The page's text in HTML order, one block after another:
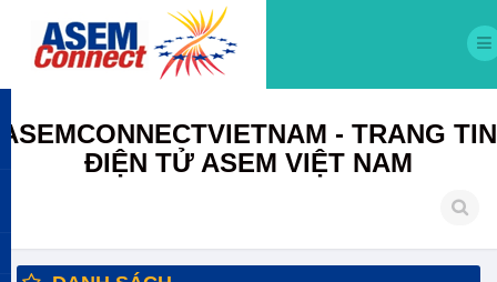
ASEMCONNECTVIETNAM - TRANG TIN
ĐIỆN TỬ ASEM VIỆT NAM